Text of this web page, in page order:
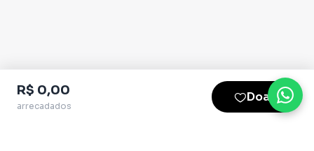
R$ 0,00
arrecadados
Doar